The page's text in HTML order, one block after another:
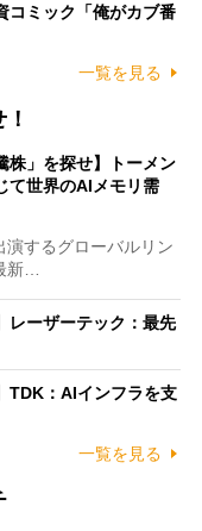
ミック「俺がカブ番
一覧を見る
株」を探せ】トーメン
て世界のAIメモリ需
するグローバルリン
新…
レーザーテック：最先
TDK：AIインフラを支
一覧を見る